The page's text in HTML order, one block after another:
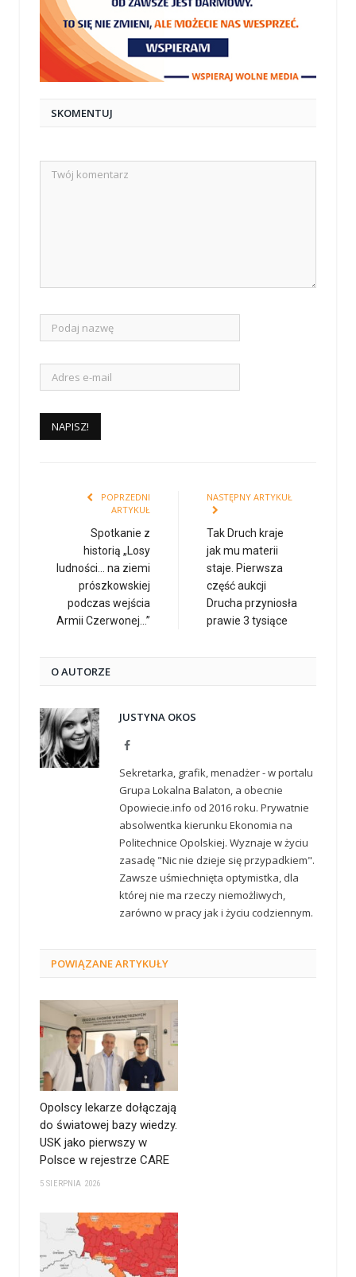
SKOMENTUJ
POPRZEDNI
ARTYKUŁ
Spotkanie z
historią „Losy
ludności… na ziemi
prószkowskiej
podczas wejścia
Armii Czerwonej…”
NASTĘPNY ARTYKUŁ
Tak Druch kraje
jak mu materii
staje. Pierwsza
część aukcji
Drucha przyniosła
prawie 3 tysiące
O AUTORZE
JUSTYNA OKOS
Facebook
Sekretarka, grafik, menadżer - w portalu
Grupa Lokalna Balaton, a obecnie
Opowiecie.info od 2016 roku. Prywatnie
absolwentka kierunku Ekonomia na
Politechnice Opolskiej. Wyznaje w życiu
zasadę "Nic nie dzieje się przypadkiem".
Zawsze uśmiechnięta optymistka, dla
której nie ma rzeczy niemożliwych,
zarówno w pracy jak i życiu codziennym.
POWIĄZANEARTYKUŁY
Opolscy lekarze dołączają
do światowej bazy wiedzy.
USK jako pierwszy w
Polsce w rejestrze CARE
5 SIERPNIA 2026